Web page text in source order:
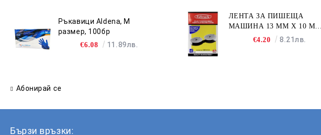
Ръкавици Aldena, M
размер, 100бр
€6.08 11.89лв.
Абонирай се
ЛЕНТА ЗА ПИШЕЩА
МАШИНА 13 MM X 10 M
FULLMARK N001BK2S
€4.20 8.21лв.
Бързи връзки: